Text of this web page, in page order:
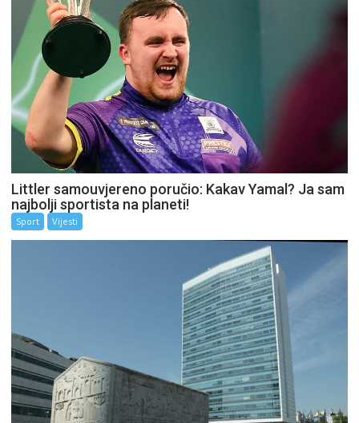
Littler samouvjereno poručio: Kakav Yamal? Ja sam
najbolji sportista na planeti!
Sport Vijesti